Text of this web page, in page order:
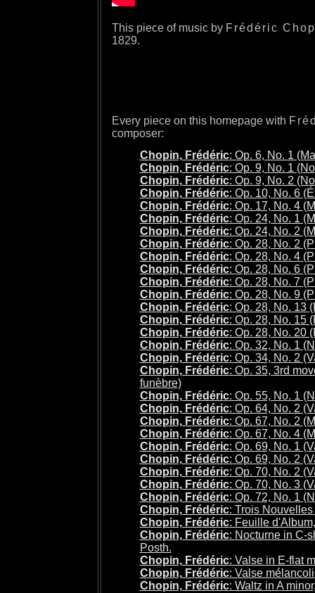
This piece of music by Frédéric
1829.
Every piece on this homepage with
composer:
Chopin, Frédéric: Op. 6, No. 1
Chopin, Frédéric: Op. 9, No. 1
Chopin, Frédéric: Op. 9, No. 2
Chopin, Frédéric: Op. 10, No. 6
Chopin, Frédéric: Op. 17, No. 4
Chopin, Frédéric: Op. 24, No. 1
Chopin, Frédéric: Op. 24, No. 2
Chopin, Frédéric: Op. 28, No. 2
Chopin, Frédéric: Op. 28, No. 4
Chopin, Frédéric: Op. 28, No. 6
Chopin, Frédéric: Op. 28, No. 7
Chopin, Frédéric: Op. 28, No. 9
Chopin, Frédéric: Op. 28, No. 13
Chopin, Frédéric: Op. 28, No. 15
Chopin, Frédéric: Op. 28, No. 20
Chopin, Frédéric: Op. 32, No. 1
Chopin, Frédéric: Op. 34, No. 2
Chopin, Frédéric: Op. 35, 3rd
funèbre)
Chopin, Frédéric: Op. 55, No. 1
Chopin, Frédéric: Op. 64, No. 2
Chopin, Frédéric: Op. 67, No. 2
Chopin, Frédéric: Op. 67, No. 4
Chopin, Frédéric: Op. 69, No. 1
Chopin, Frédéric: Op. 69, No. 2
Chopin, Frédéric: Op. 70, No. 2
Chopin, Frédéric: Op. 70, No. 3
Chopin, Frédéric: Op. 72, No. 1
Chopin, Frédéric: Trois
Chopin, Frédéric: Feuille
Chopin, Frédéric: Nocturne in C-
Posth.
Chopin, Frédéric: Valse in E-flat
Chopin, Frédéric: Valse
Chopin, Frédéric: Waltz in A